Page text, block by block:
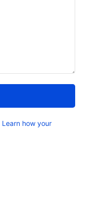
Learn how your